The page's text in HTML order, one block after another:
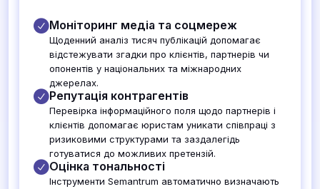
Моніторинг медіа та соцмереж
Щоденний аналіз тисяч публікацій допомагає
відстежувати згадки про клієнтів, партнерів чи
опонентів у національних та міжнародних
джерелах.
Репутація контрагентів
Перевірка інформаційного поля щодо партнерів і
клієнтів допомагає юристам уникати співпраці з
ризиковими структурами та заздалегідь
готуватися до можливих претензій.
Оцінка тональності
Інструменти Semantrum автоматично визначають